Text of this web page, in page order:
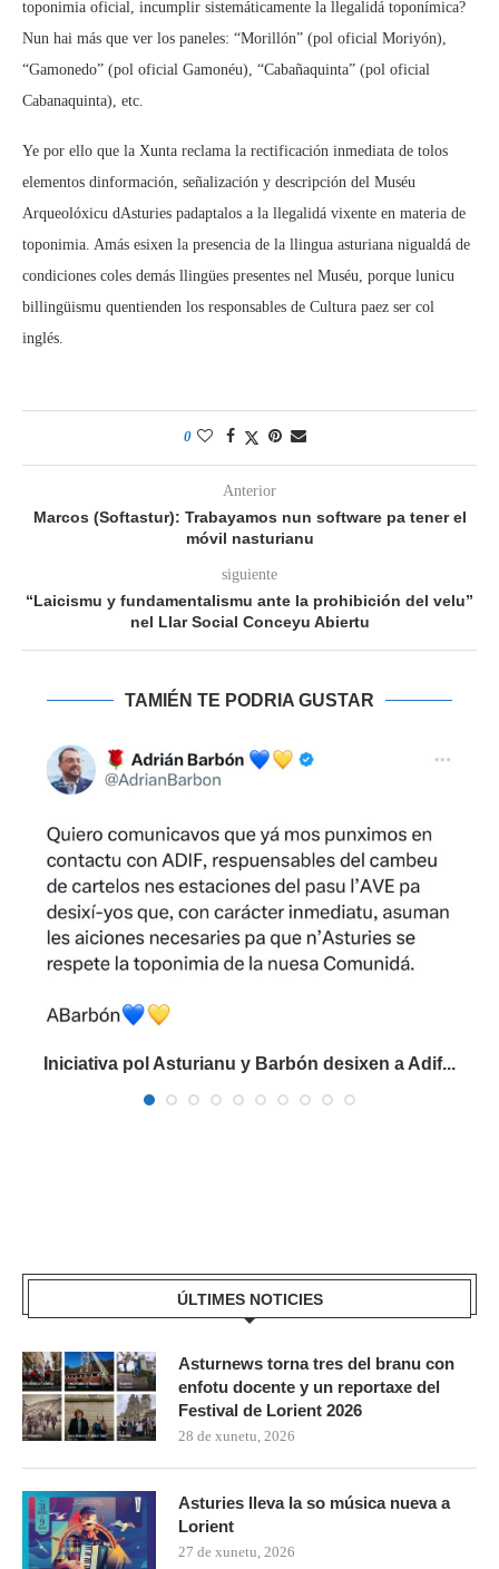
toponimia oficial, incumplir sistemáticamente la llegalidá toponímica?
Nun hai más que ver los paneles: “Morillón” (pol oficial Moriyón),
“Gamonedo” (pol oficial Gamonéu), “Cabañaquinta” (pol oficial
Cabanaquinta), etc.
Ye por ello que la Xunta reclama la rectificación inmediata de tolos
elementos dinformación, señalización y descripción del Muséu
Arqueolóxicu dAsturies padaptalos a la llegalidá vixente en materia de
toponimia. Amás esixen la presencia de la llingua asturiana nigualdá de
condiciones coles demás llingües presentes nel Muséu, porque lunicu
billingüismu quentienden los responsables de Cultura paez ser col
inglés.
0
Anterior
Marcos (Softastur): Trabayamos nun software pa tener el
móvil nasturianu
siguiente
“Laicismu y fundamentalismu ante la prohibición del velu”
nel Llar Social Conceyu Abiertu
TAMIÉN TE PODRIA GUSTAR
Iniciativa pol Asturianu y Barbón desixen a Adif...
ÚLTIMES NOTICIES
Asturnews torna tres del branu con
enfotu docente y un reportaxe del
Festival de Lorient 2026
28 de xunetu, 2026
Asturies lleva la so música nueva a
Lorient
27 de xunetu, 2026